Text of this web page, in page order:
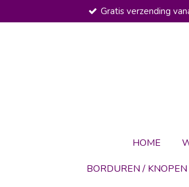
direct
Gratis verzending
HOME
BORDUREN /